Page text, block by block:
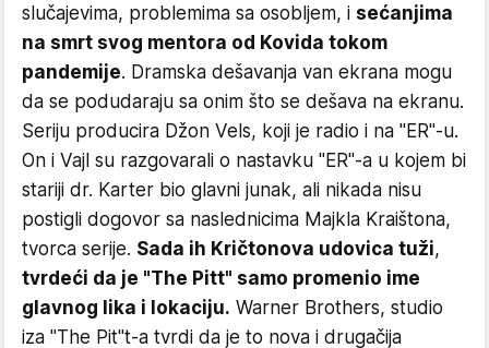
slučajevima, problemima sa osobljem, i sećanjima
na smrt svog mentora od Kovida tokom
pandemije. Dramska dešavanja van ekrana mogu
da se podudaraju sa onim što se dešava na ekranu.
Seriju producira Džon Vels, koji je radio i na "ER"-u.
On i Vajl su razgovarali o nastavku "ER"-a u kojem bi
stariji dr. Karter bio glavni junak, ali nikada nisu
postigli dogovor sa naslednicima Majkla Kraištona,
tvorca serije. Sada ih Kričtonova udovica tuži,
tvrdeći da je "The Pitt" samo promenio ime
glavnog lika i lokaciju. Warner Brothers, studio
iza "The Pit"t-a tvrdi da je to nova i drugačija